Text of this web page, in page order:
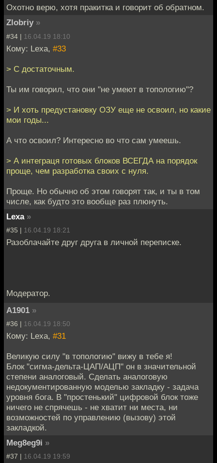
Охотно верю, хотя пракитка и говорит об обратном.
Zlobriy »
#34 | 16.04.19 18:10
Кому: Lexa, #33
> С достаточным.
Ты им говорил, что они "не умеют в топологию"?
> И хоть предустановку ОЗУ еще не освоил, но какие
мои годы...
А что освоил? Интересно во что сам умеешь.
> А интеграця готовых блоков ВСЕГДА на порядок
проще, чем разработка своих с нуля.
Проще. Но обычно об этом говорят так, и ты в том
числе, как будто это вообще раз плюнуть.
Lexa »
#35 | 16.04.19 18:21
Разоблачайте друг друга в личной переписке.
Модератор.
A1901 »
#36 | 16.04.19 18:50
Кому: Lexa, #31
Великую силу "в топологию" вижу в тебе я!
Блок "сигма-дельта-ЦАП/АЦП" он в значительной
степени аналоговый. Сделать аналоговую
недокументированную моделью закладку - задача
уровня бога. В "простенький" цифровой блок тоже
ничего не спрячешь - не хватит ни места, ни
возможностей по управлению (вызову) этой
закладкой.
Meg8eg9i »
#37 | 16.04.19 19:59